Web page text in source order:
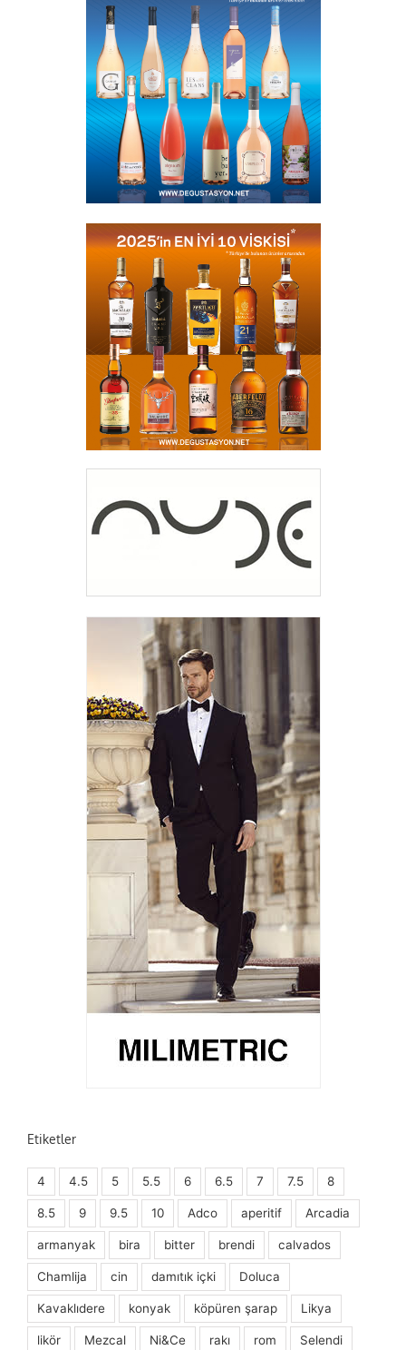
Etiketler
4 4.5 5 5.5 6 6.5 7 7.5 8
8.5 9 9.5 10 Adco aperitif Arcadia
armanyak bira bitter brendi calvados
Chamlija cin damıtık içki Doluca
Kavaklıdere konyak köpüren şarap Likya
likör Mezcal Ni&Ce rakı rom Selendi